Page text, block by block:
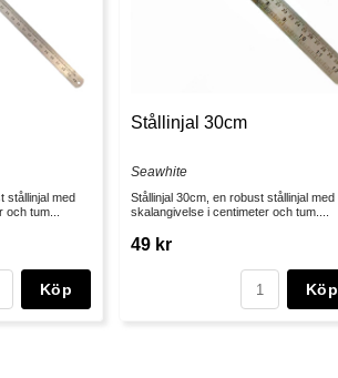
stållinjal med
tum...
Köp
Stållinjal 30cm
Seawhite
Stållinjal 30cm, en robust stållinjal med
skalangivelse i centimeter och tum....
49 kr
Köp